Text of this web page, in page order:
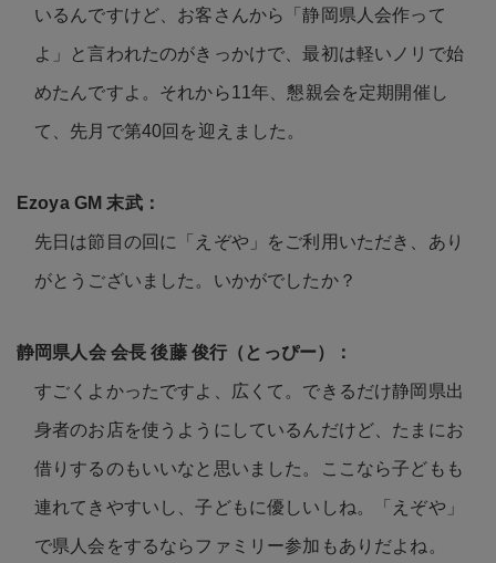
いるんですけど、お客さんから「静岡県人会作って
よ」と言われたのがきっかけで、最初は軽いノリで始
めたんですよ。それから11年、懇親会を定期開催し
て、先月で第40回を迎えました。
先日は節目の回に「えぞや」をご利用いただき、あり
がとうございました。いかがでしたか？
すごくよかったですよ、広くて。できるだけ静岡県出
身者のお店を使うようにしているんだけど、たまにお
借りするのもいいなと思いました。ここなら子どもも
連れてきやすいし、子どもに優しいしね。「えぞや」
で県人会をするならファミリー参加もありだよね。